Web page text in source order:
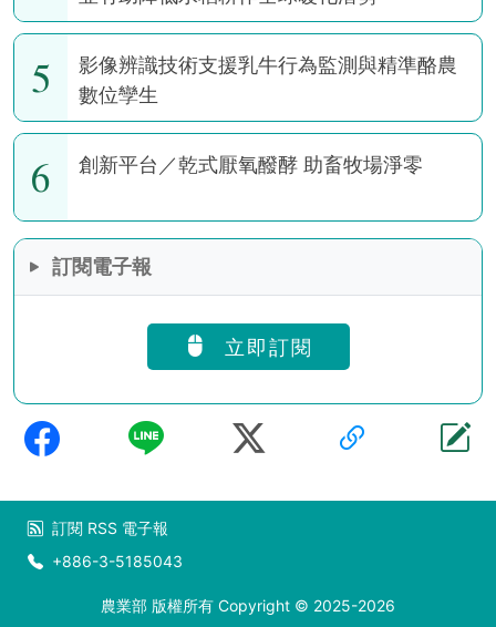
5
影像辨識技術支援乳牛行為監測與精準酪農
數位孿生
6 創新平台／乾式厭氧醱酵 助畜牧場淨零
訂閱電子報
立即訂閱
訂閱 RSS 電子報
+886-3-5185043
農業部 版權所有 Copyright © 2025-2026